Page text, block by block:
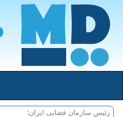
رئیس سازمان فضایی ایران؛